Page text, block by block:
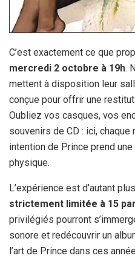
C’est exactement ce que
mercredi 2 octobre à 19h.
mettent à disposition leur
conçue pour offrir une
Oubliez vos casques, vos
souvenirs de CD : ici, chaque
intention de Prince prend
physique.
L’expérience est d’autant
strictement limitée à 15
privilégiés pourront
sonore et redécouvrir un
l’art de Prince dans ces